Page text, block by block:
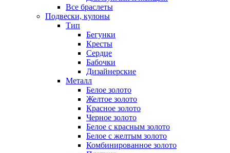
Все браслеты
Подвески, кулоны
Тип
Бегунки
Кресты
Сердце
Бабочки
Дизайнерские
Металл
Белое золото
Желтое золото
Красное золото
Черное золото
Белое с красным золото
Белое с желтым золото
Комбинированное золото